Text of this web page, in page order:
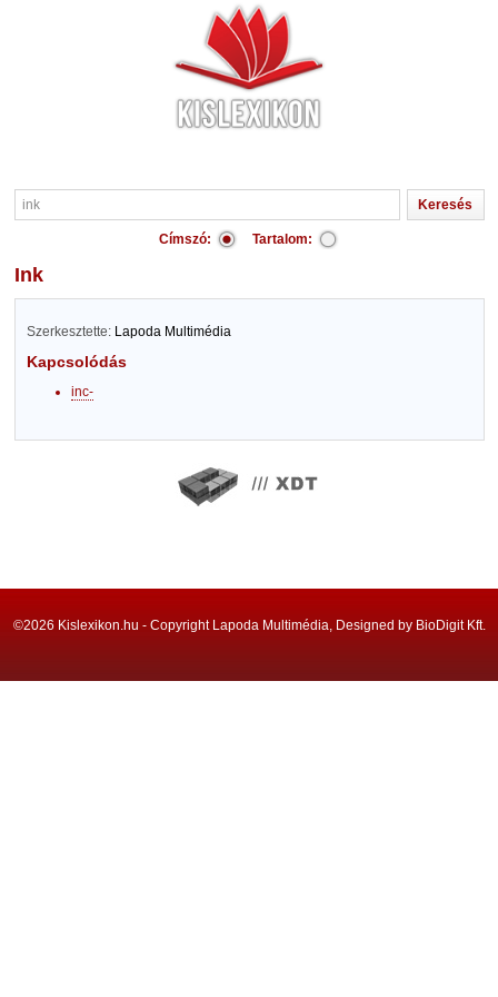
Címszó: Tartalom:
ink
Szerkesztette: Lapoda Multimédia
Kapcsolódás
inc-
©2026 Kislexikon.hu - Copyright Lapoda Multimédia, Designed by BioDigit Kft.